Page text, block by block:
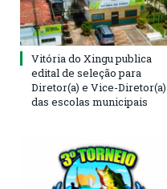
Vitória do Xingu publica
edital de seleção para
Diretor(a) e Vice-Diretor(a)
das escolas municipais